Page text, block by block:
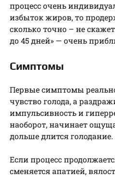
процесс очень
избыток жиров, то
сколько точно – не
до 45 дней» — очень
Симптомы
Первые симптомы
чувство голода, а
импульсивность и
наоборот, начинает
дольше длится голодание.
Если процесс
сменяется апатией,